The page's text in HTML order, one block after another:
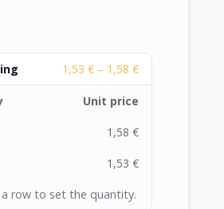
1,53€ – 1,58€
Unit price
1,58 €
1,53 €
a row to set the quantity.